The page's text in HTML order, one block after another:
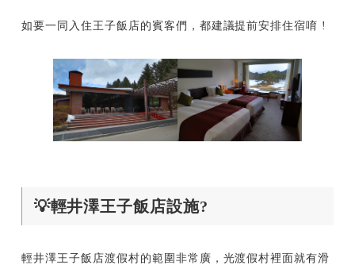
如要一同入住王子飯店的賓客們，都建議提前安排住宿唷 !
💡輕井澤王子飯店設施?
輕井澤王子飯店渡假村的範圍非常廣，光渡假村裡面就有滑